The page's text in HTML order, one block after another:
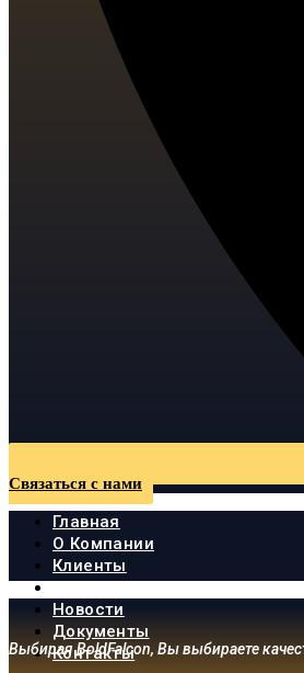
Связаться с нами
Главная
О Компании
Клиенты
Продукция
Новости
Документы
Контакты
Выбирая BoldFalcon, Вы выбираете